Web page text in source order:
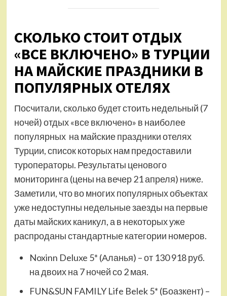
СКОЛЬКО СТОИТ ОТДЫХ
«ВСЕ ВКЛЮЧЕНО» В ТУРЦИИ
НА МАЙСКИЕ ПРАЗДНИКИ В
ПОПУЛЯРНЫХ ОТЕЛЯХ
Посчитали, сколько будет стоить недельный (7
ночей) отдых «все включено» в наиболее
популярных на майские праздники отелях
Турции, список которых нам предоставили
туроператоры. Результаты ценового
мониторинга (цены на вечер 21 апреля) ниже.
Заметили, что во многих популярных объектах
уже недоступны недельные заезды на первые
даты майских каникул, а в некоторых уже
распроданы стандартные категории номеров.
Noxinn Deluxe 5* (Аланья) – от 130 918 руб.
на двоих на 7 ночей со 2 мая.
FUN&SUN FAMILY Life Belek 5* (Боазкент) –